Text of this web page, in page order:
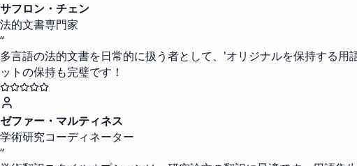
サフロン・チェン
法的文書専門家
“
多言語の法的文書を日常的に扱う者として、'オリジナルを保持する
ットの保持も完璧です！
ゼファー・マルティネス
学術研究コーディネーター
“